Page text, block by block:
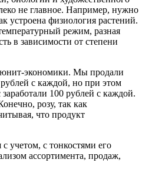
не главное. Например, нужно
устроена физиология растений.
режим, разная
в зависимости от степени
Мы продали
с каждой, но при этом
100 рублей с каждой.
розу, так как
что продукт
учетом, с тонкостями его
ассортимента, продаж,